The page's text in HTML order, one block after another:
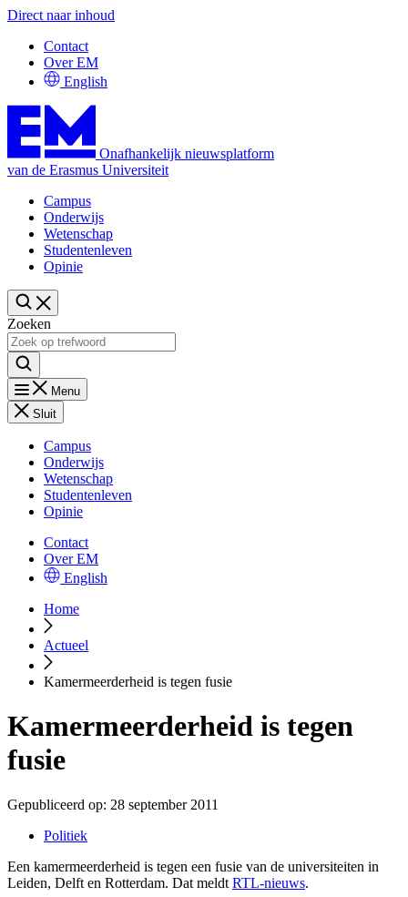
Direct naar inhoud
Contact
Over EM
English
Onafhankelijk nieuwsplatform
van de Erasmus Universiteit
Campus
Onderwijs
Wetenschap
Studentenleven
Opinie
Zoeken
Menu
Sluit
Campus
Onderwijs
Wetenschap
Studentenleven
Opinie
Contact
Over EM
English
Home
Actueel
Kamermeerderheid is tegen fusie
Kamermeerderheid is tegen
fusie
Gepubliceerd op: 28 september 2011
Politiek
Een kamermeerderheid is tegen een fusie van de universiteiten in
Leiden, Delft en Rotterdam. Dat meldt RTL-nieuws.